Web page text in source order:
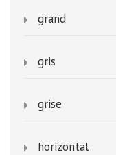
grand
gris
grise
horizontal